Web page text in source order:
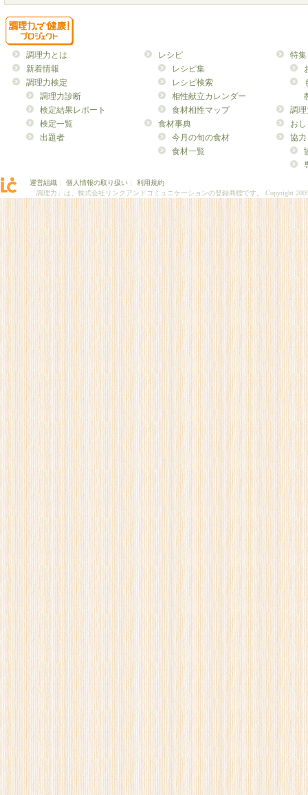
調理力とは
新着情報
調理力検定
調理力診断
検定結果レポート
検定一覧
出題者
レシピ
レシピ集
レシピ検索
相性献立カレンダー
食材相性マップ
食材事典
今月の旬の食材
食材一覧
特集
調
お
協力
運営組織 個人情報の取り扱い
利用規約
「調理力」は、株式会社リンクアンドコミュニケーションの登録商標です。 Copyright